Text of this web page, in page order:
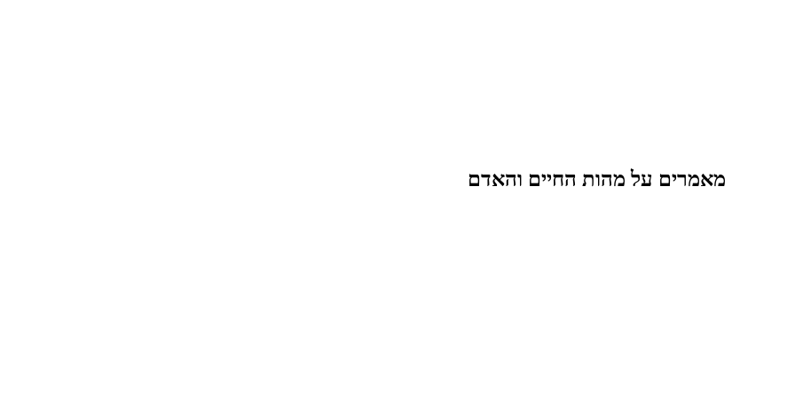
מאמרים על מהות החיים והאדם